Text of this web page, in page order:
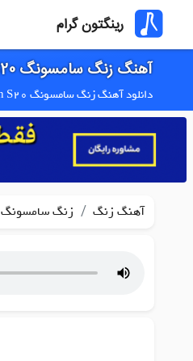
رینگتون گرام
آهنگ زنگ سامسونگ Over the Horizon S20 جدید
دانلود آهنگ زنگ سامسونگ Over the Horizon S20 جدید
آهنگ زنگ / زنگ سامسونگ